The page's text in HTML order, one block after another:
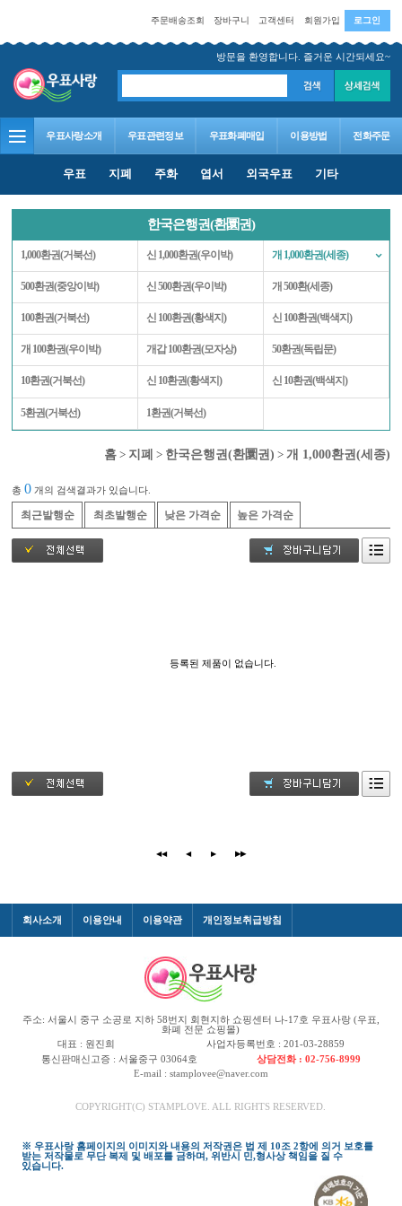
로그인
회원가입
고객센터
장바구니
주문배송조회
방문을 환영합니다. 즐거운 시간되세요~
우표사랑소개 우표관련정보 우표화폐매입 이용방법 전화주문
우표 지폐 주화 엽서 외국우표 기타
한국은행권(환圜권)
1,000환권(거북선) 신 1,000환권(우이박) 개 1,000환권(세종)
500환권(중앙이박) 신 500환권(우이박) 개 500환(세종)
100환권(거북선) 신 100환권(황색지) 신 100환권(백색지)
개 100환권(우이박) 개갑 100환권(모자상) 50환권(독립문)
10환권(거북선) 신 10환권(황색지) 신 10환권(백색지)
5환권(거북선) 1환권(거북선)
홈> 지폐 > 한국은행권(환圜권) > 개 1,000환권(세종)
최근발행순 최초발행순 낮은 가격순 높은 가격순
총0 개의 검색결과가 있습니다.
등록된 제품이 없습니다.
◀◀ ◀ ▶ ▶▶
회사소개 이용안내 이용약관 개인정보취급방침
주소: 서울시 중구 소공로 지하 58번지 회현지하 쇼핑센터 나-17호 우표사랑 (우표,
화폐 전문 쇼핑몰)
대표 : 원진희
사업자등록번호 : 201-03-28859
통신판매신고증 : 서울중구 03064호
상담전화 : 02-756-8999
E-mail : stamplovee@naver.com
COPYRIGHT(C) STAMPLOVE. ALL RIGHTS RESERVED.
※ 우표사랑 홈페이지의 이미지와 내용의 저작권은 법 제 10조 2항에 의거 보호를
받는 저작물로 무단 복제 및 배포를 금하며, 위반시 민,형사상 책임을 질 수
있습니다.